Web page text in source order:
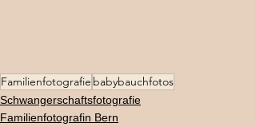
Familienfotografie babybauchfotos
Schwangerschaftsfotografie
Familienfotografin Bern